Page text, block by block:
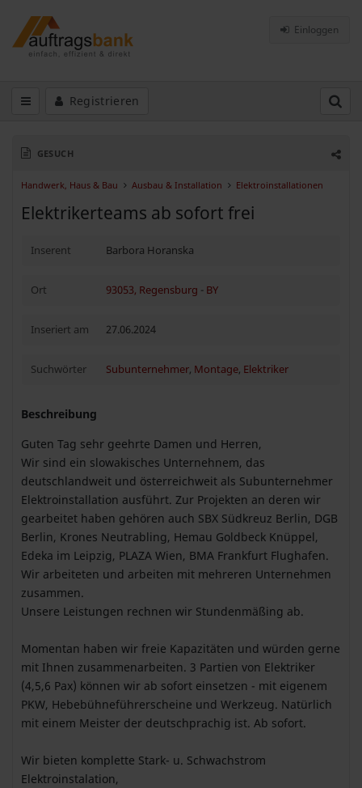
Einloggen
Registrieren
GESUCH
Handwerk, Haus & Bau Ausbau & Installation Elektroinstallationen
Elektrikerteams ab sofort frei
Inserent Barbora Horanska
Ort 93053, Regensburg - BY
Inseriert am 27.06.2024
Suchwörter Subunternehmer, Montage, Elektriker
Beschreibung
Guten Tag sehr geehrte Damen und Herren,
Wir sind ein slowakisches Unternehnem, das
deutschlandweit und österreichweit als Subunternehmer
Elektroinstallation ausführt. Zur Projekten an deren wir
gearbeitet haben gehören auch SBX Südkreuz Berlin, DGB
Berlin, Krones Neutrabling, Hemau Goldbeck Knüppel,
Edeka im Leipzig, PLAZA Wien, BMA Frankfurt Flughafen.
Wir arbeiteten und arbeiten mit mehreren Unternehmen
zusammen.
Unsere Leistungen rechnen wir Stundenmäßing ab.
Momentan haben wir freie Kapazitäten und würden gerne
mit Ihnen zusammenarbeiten. 3 Partien von Elektriker
(4,5,6 Pax) können wir ab sofort einsetzen - mit eigenem
PKW, Hebebühneführerscheine und Werkzeug. Natürlich
mit einem Meister der deutschprachig ist. Ab sofort.
Wir bieten komplette Stark- u. Schwachstrom
Elektroinstalation,